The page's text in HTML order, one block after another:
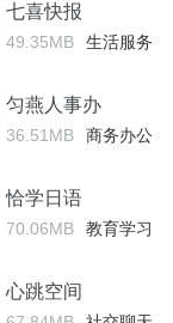
七喜快报
49.35MB 生活服务
匀燕人事办
36.51MB 商务办公
恰学日语
70.06MB 教育学习
心跳空间